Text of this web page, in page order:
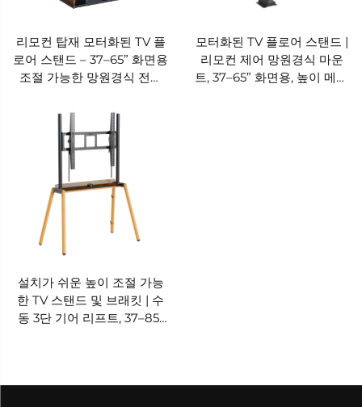
리모컨 탑재 모터화된 TV 플
로어 스탠드 – 37–65” 화면용
조절 가능한 망원경식 전기
TC001
모터화된 TV 플로어 스탠드 |
리모컨 제어 망원경식 마운
트, 37–65” 화면용, 높이 메모
설치가 쉬운 높이 조절 가능
한 TV 스탠드 및 브래킷 | 수
동 3단 기어 리프트, 37–85”